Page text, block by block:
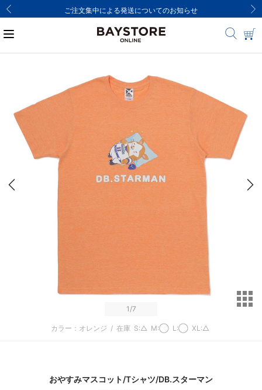
ご注文集中による発送についてのお知らせ
1/7
カラー：オレンジ / 在庫 S:△ M:◯ L:◯ XL:△
おやすみマスコット/Tシャツ/DB.スターマン